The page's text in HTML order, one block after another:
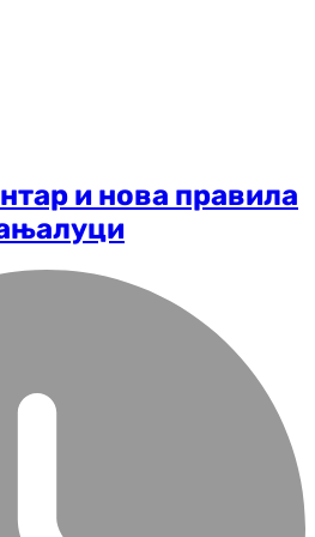
и нова правила